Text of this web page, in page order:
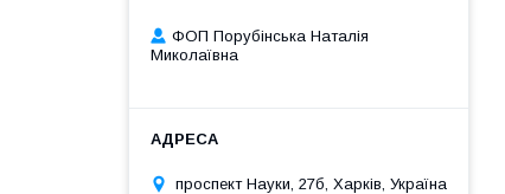
ФОП Порубінська Наталія
Миколаївна
проспект Науки, 27б, Харків, Україна